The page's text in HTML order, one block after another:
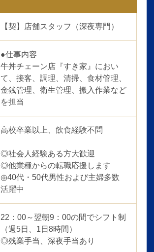
【契】店舗スタッフ（深夜専門）
●仕事内容
牛丼チェーン店『すき家』におい
て、接客、調理、清掃、食材管理、
金銭管理、衛生管理、搬入作業など
を担当
高校卒業以上、飲食経験不問
◎社会人経験ある方大歓迎
◎他業種からの転職応援します
◎40代・50代男性および主婦多数
活躍中
22：00～翌朝9：00の間でシフト制
（週5日、1日8時間）
◎残業手当、深夜手当あり